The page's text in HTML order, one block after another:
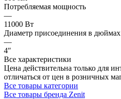
Потребляемая мощность
—
11000 Вт
Диаметр присоединения в дюймах
—
4″
Все характеристики
Цена действительна только для
отличаться от цен в розничных
Все товары категории
Все товары бренда Zenit